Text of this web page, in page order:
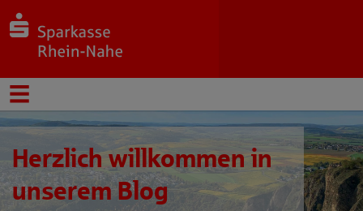
Herzlich willkommen in
unserem Blog